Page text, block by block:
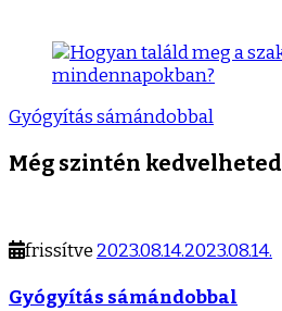
Gyógyítás sámándobbal
Még szintén kedvelheted
frissítve 2023.08.14.2023.08.14.
Gyógyítás sámándobbal